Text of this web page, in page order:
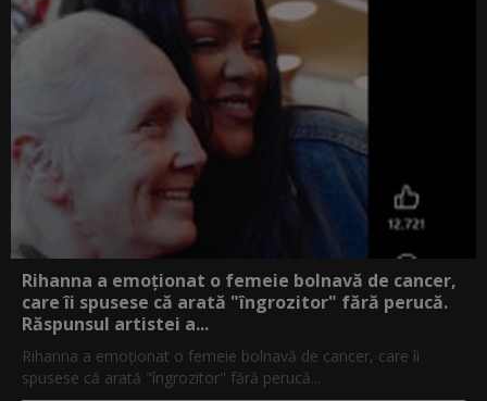
Rihanna a emoționat o femeie bolnavă de cancer,
care îi spusese că arată "îngrozitor" fără perucă.
Răspunsul artistei a...
Rihanna a emoționat o femeie bolnavă de cancer, care îi
spusese că arată "îngrozitor" fără perucă...